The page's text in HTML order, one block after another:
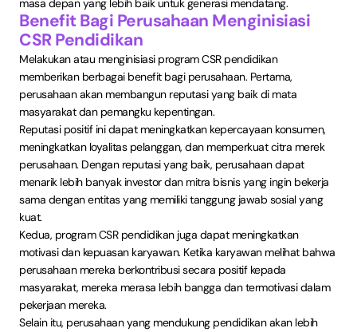
masa depan yang lebih baik untuk generasi mendatang.
Benefit Bagi Perusahaan Menginisiasi
CSR Pendidikan
Melakukan atau menginisiasi program CSR pendidikan
memberikan berbagai benefit bagi perusahaan. Pertama,
perusahaan akan membangun reputasi yang baik di mata
masyarakat dan pemangku kepentingan.
Reputasi positif ini dapat meningkatkan kepercayaan konsumen,
meningkatkan loyalitas pelanggan, dan memperkuat citra merek
perusahaan. Dengan reputasi yang baik, perusahaan dapat
menarik lebih banyak investor dan mitra bisnis yang ingin bekerja
sama dengan entitas yang memiliki tanggung jawab sosial yang
kuat.
Kedua, program CSR pendidikan juga dapat meningkatkan
motivasi dan kepuasan karyawan. Ketika karyawan melihat bahwa
perusahaan mereka berkontribusi secara positif kepada
masyarakat, mereka merasa lebih bangga dan termotivasi dalam
pekerjaan mereka.
Selain itu, perusahaan yang mendukung pendidikan akan lebih